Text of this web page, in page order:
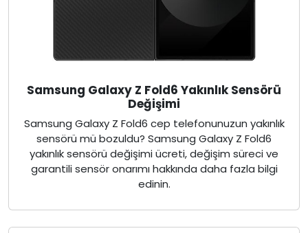
Samsung Galaxy Z Fold6 Yakınlık Sensörü
Değişimi
Samsung Galaxy Z Fold6 cep telefonunuzun yakınlık
sensörü mü bozuldu? Samsung Galaxy Z Fold6
yakınlık sensörü değişimi ücreti, değişim süreci ve
garantili sensör onarımı hakkında daha fazla bilgi
edinin.